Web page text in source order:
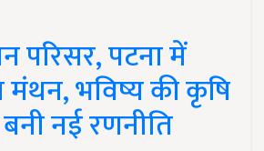
परिसर, पटना में
मंथन, भविष्य की कृषि
नई रणनीति